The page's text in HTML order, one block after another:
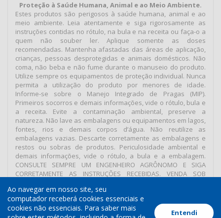
Proteção à Saúde Humana, Animal e ao Meio Ambiente.
Estes produtos são perigosos à saúde humana, animal e ao
meio ambiente. Leia atentamente e siga rigorosamente as
instruções contidas no rótulo, na bula e na receita ou faça-o a
quem não souber ler. Aplique somente as doses
recomendadas. Mantenha afastadas das áreas de aplicação,
crianças, pessoas desprotegidas e animais domésticos. Não
coma, não beba e não fume durante o manuseio do produto.
Utilize sempre os equipamentos de proteção individual. Nunca
permita a utilização do produto por menores de idade.
Informe-se sobre o Manejo Integrado de Pragas (MIP).
Primeiros socorros e demais informações, vide o rótulo, bula e
a receita. Evite a contaminação ambiental, preserve a
natureza. Não lave as embalagens ou equipamentos em lagos,
fontes, rios e demais corpos d’água. Não reutilize as
embalagens vazias. Descarte corretamente as embalagens e
restos ou sobras de produtos. Periculosidade ambiental e
demais informações, vide o rótulo, a bula e a embalagem.
CONSULTE SEMPRE UM ENGENHEIRO AGRÔNOMO E SIGA
CORRETAMENTE AS INSTRUÇÕES RECEBIDAS. VENDA SOB
Termos de Uso Política de Cookies Política de Privacidade
Ao navegar em nosso site, seu
computador receberá cookies essenciais e
cookies não essenciais. Para saber mais
Entendi